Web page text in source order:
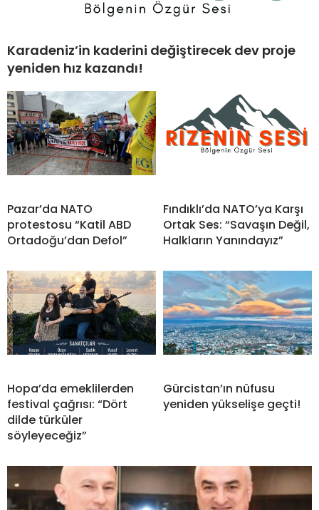
Karadeniz’in kaderini değiştirecek dev proje
yeniden hız kazandı!
Pazar’da NATO
protestosu “Katil ABD
Ortadoğu’dan Defol”
Fındıklı’da NATO’ya Karşı
Ortak Ses: “Savaşın Değil,
Halkların Yanındayız”
Hopa’da emeklilerden
festival çağrısı: “Dört
dilde türküler
söyleyeceğiz”
Gürcistan’ın nüfusu
yeniden yükselişe geçti!